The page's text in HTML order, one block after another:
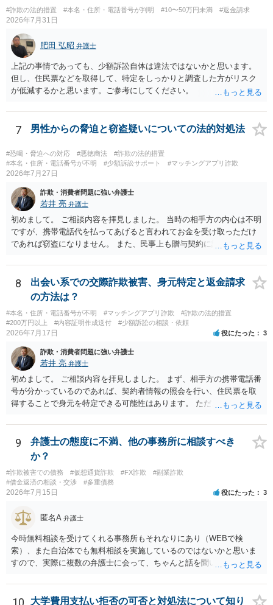
欲しい、住んでいる都道府県と区を教えてと言われたので教えたりと
言ったやり取りをしていました。 というやりとりは、青少年条例違反
（わいせつ行為）の疑いがあります。18歳未満と知らなくても処罰可
能です。
#詐欺の法的措置 #本名・住所・電話番号が判明 #10〜50万円未満 #返金請求
2026年7月31日
肥田 弘昭 弁護士
上記の事情であっても、少額訴訟自体は違法ではないかと思います。
但し、住民票などを取得して、特定をしっかりと調査した方がリスク
が低減するかと思います。ご参考にしてください。
7 男性からの脅迫と窃盗疑いについての法的対処法
#恐喝・脅迫への対応 #悪徳商法
#詐欺の法的措置
#本名・住所・電話番号が不明
#少額訴訟サポート #マッチングアプリ詐欺
2026年7月27日
詐欺・消費者問題に強い弁護士
若井 亮 弁護士
初めまして。 ご相談内容を拝見しました。 当時の相手方の内心は不明
ですが、携帯電話代を払ってあげると言われてお金を受け取っただけ
であれば窃盗になりません。 また、民事上も贈与契約に該当すると思
ず、可能であればブロックをするようにしてください。 ご不安であれ
ば、最寄りの警察署に相談をしても良いかもしれません。 以上、ご参
考になれば幸いです。
8
出会い系での交際詐欺被害、身元特定と返金請求
の方法は？
#本名・住所・電話番号が不明 #マッチングアプリ詐欺
#詐欺の法的措置
#200万円以上
#内容証明作成送付 #少額訴訟の相談・依頼
2026年7月17日 役にたった 3
詐欺・消費者問題に強い弁護士
若井 亮 弁護士
初めまして。 ご相談内容を拝見しました。 まず、相手方の携帯電話番
号が分かっているのであれば、契約者情報の照会を行い、住民票を取
得することで身元を特定できる可能性はあります。 ただ、他人名義の
ろです。 LINEについても、詐欺の事案であれば照会できる可能性はあ
りますが、携帯電話の番号を経由する方法より難しくなります。 身元
を特定した後は、返金の理屈があるかどうかを確認していきます。 基
本的に贈与に該当する場合には返金請求ができません。 詐欺を含め、
当方に返金の理屈があるかどうかを確認していきます。 さらに、渡し
た金額について、裏付けがあるかどうかも精査します。 上記を経て、
からスタートすることになるでしょう。 ご理解のとおり、詐欺である
ことの立証は簡単ではありません。 刑事事件化が出来るのであれば、
返金交渉で有利になる可能性がありますが、民事上の詐欺の立証以上
に難しいところがあります。 こちらについては、一度、最寄りの警察
署に被害相談をするようにしてください。 具体的な見通しに関して
良いかと思います。
9
弁護士の態度に不満、他の事務所に相談すべき
か？
#詐欺被害での債務 #仮想通貨詐欺 #FX詐欺
#副業詐欺
#借金返済の相談・交渉
#多重債務
2026年7月15日 役にたった 3
匿名A 弁護士
今時無料相談を受けてくれる事務所もそれなりにあり（WEBで検
索）、また自治体でも無料相談を実施しているのではないかと思いま
すので、実際に複数の弁護士に会って、ちゃんと話を聞いてくれる
はそもそも事案を把握できていないようですので、御相談の案件につ
いては弁護士として能力不足なのかもしれません。相手にしない方が
10
大学費用支払い拒否の可否と対処法について知り